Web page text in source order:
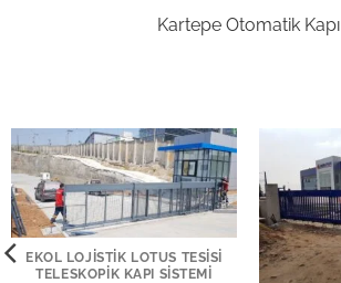
Kartepe Otomatik Kapı
EKOL LOJISTIK LOTUS TESISI
TELESKOPIK KAPI SISTEMI